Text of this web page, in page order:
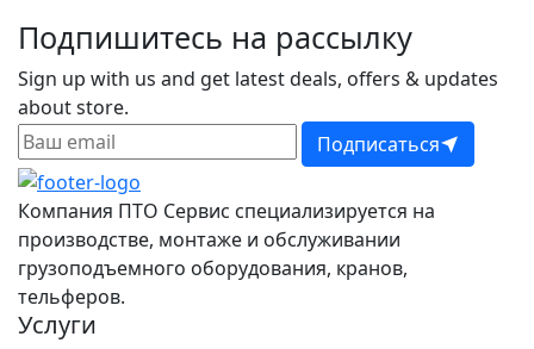
Подпишитесь на рассылку
Sign up with us and get latest deals, offers & updates
about store.
Подписаться
Компания ПТО Сервис специализируется на
производстве, монтаже и обслуживании
грузоподъемного оборудования, кранов,
тельферов.
Услуги